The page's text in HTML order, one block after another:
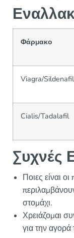
Φάρμακο
Viagra/Sildenafil
Cialis/Tadalafil
Συχνές
Ποιες είναι
στομάχι.
Χρειάζομαι
για την